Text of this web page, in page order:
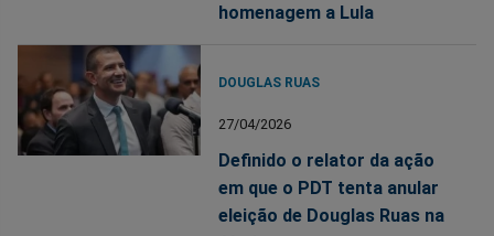
homenagem a Lula
DOUGLAS RUAS
27/04/2026
Definido o relator da ação
em que o PDT tenta anular
eleição de Douglas Ruas na